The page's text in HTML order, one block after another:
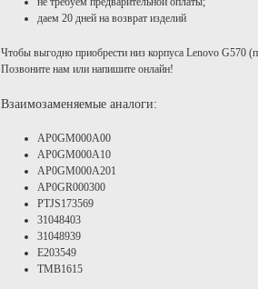
даем 20 дней на возврат изделий
Чтобы выгодно приобрести низ корпуса Lenovo G570
Позвоните нам или напишите онлайн!
Взаимозаменяемые аналоги:
AP0GM000A00
AP0GM000A10
AP0GM000A201
AP0GR000300
PTJS173569
31048403
31048939
E203549
TMB1615